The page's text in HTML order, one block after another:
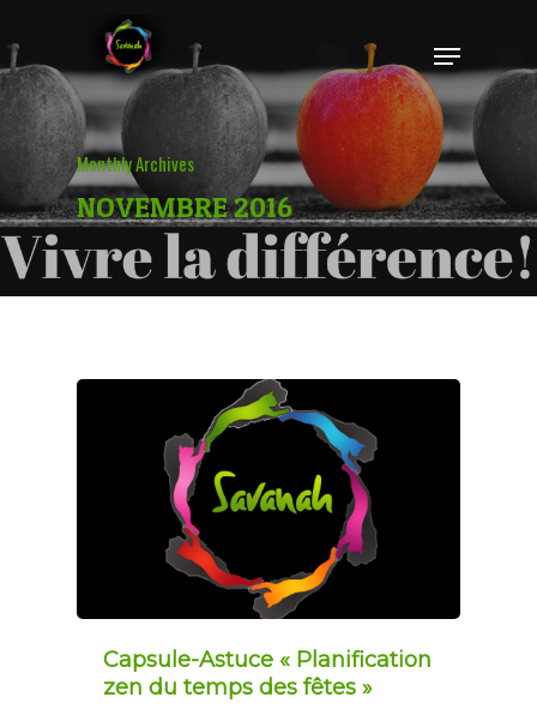
Hit enter to search or ESC to close
Monthly Archives
NOVEMBRE 2016
Capsule-Astuce « Planification
zen du temps des fêtes »